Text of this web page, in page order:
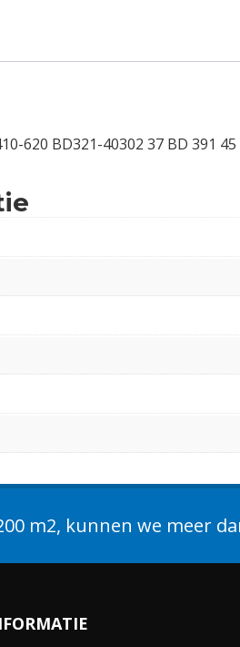
620 BD321-40302 37 BD 391 45
m2, kunnen we meer